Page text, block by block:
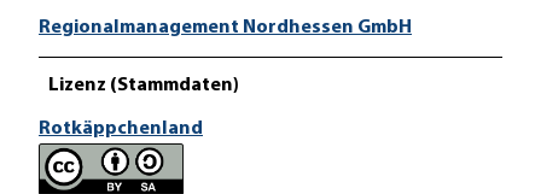
Regionalmanagement Nordhessen GmbH
Lizenz (Stammdaten)
Rotkäppchenland